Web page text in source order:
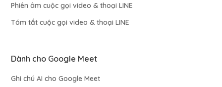
Phiên âm cuộc gọi video & thoại LINE
Tóm tắt cuộc gọi video & thoại LINE
Dành cho Google Meet
Ghi chú AI cho Google Meet